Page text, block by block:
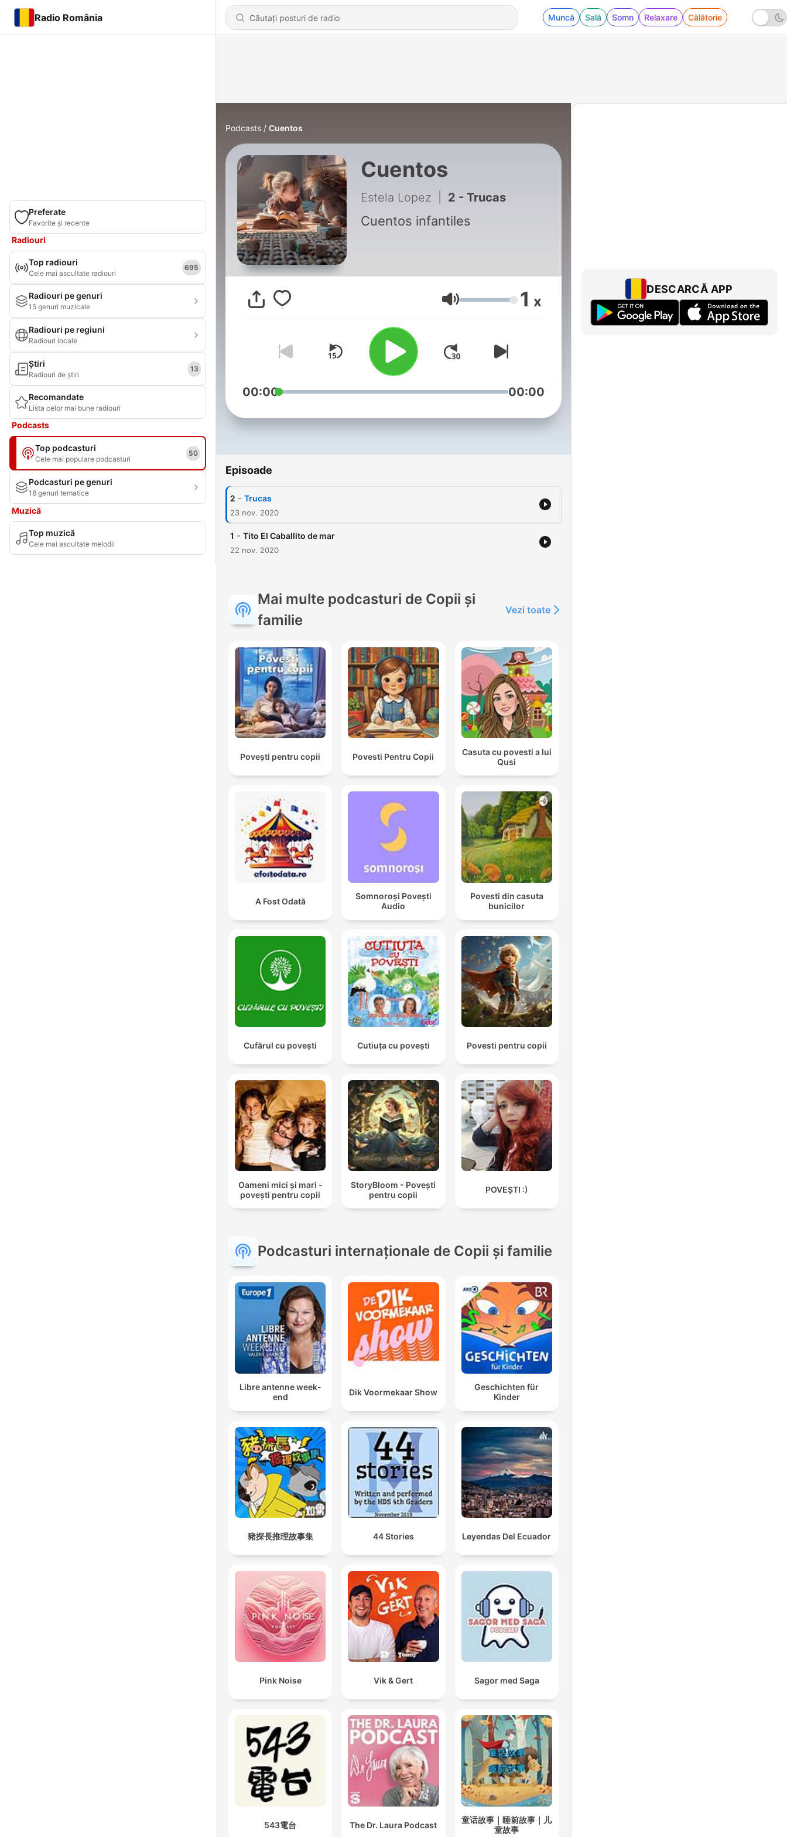
Radio România Muncă Sală Somn Relaxare Călătorie
Preferate
Favorite și recente
Radiouri
Top radiouri
Cele mai ascultate radiouri
695
Radiouri pe genuri
15 genuri muzicale
Radiouri pe regiuni
Radiouri locale
Știri
Radiouri de știri
13
Recomandate
Lista celor mai bune radiouri
Podcasts
Top podcasturi
Cele mai populare podcasturi
50
Podcasturi pe genuri
18 genuri tematice
Muzică
Top muzică
Cele mai ascultate melodii
Podcasts Cuentos
Cuentos
Estela Lopez 2 - Trucas
Cuentos infantiles
Volum 1 x
00:00 00:00
Episoade
2 - Trucas
23 nov. 2020
1 - Tito El Caballito de mar
22 nov. 2020
Mai multe podcasturi de Copii și
familie
Vezi toate
Povești pentru copii Povesti Pentru Copii
Casuta cu povesti a lui
Qusi
A Fost Odată
Somnoroși Povești
Audio
Povesti din casuta
bunicilor
Cufărul cu povești Cutiuța cu povești Povesti pentru copii
Oameni mici și mari -
povești pentru copii
StoryBloom - Povești
pentru copii
POVEȘTI :)
Podcasturi internaționale de Copii și familie
Libre antenne week-
end
Dik Voormekaar Show
Geschichten für
Kinder
豬探長推理故事集 44 Stories Leyendas Del Ecuador
Pink Noise Vik & Gert Sagor med Saga
543電台 The Dr. Laura Podcast
童话故事｜睡前故事｜儿
童故事
DESCARCĂ APP